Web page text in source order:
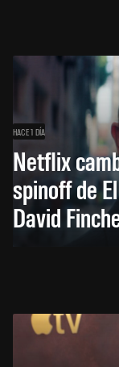
HACE 1 DÍA
Netflix
spinoff de
David